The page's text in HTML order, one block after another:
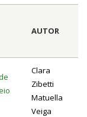
AUTOR
Clara
Zibetti
Matuella
Veiga